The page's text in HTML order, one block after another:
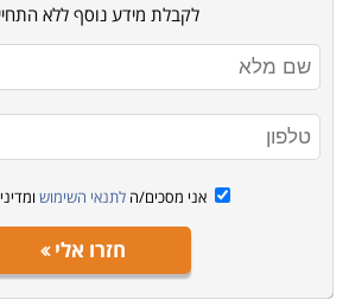
תכשיטים מלווים את האדם בכל
מתכות יקרות מתועד עוד בימי מצרים
5000 שנה. כבר אז שימשו כסמל
והעידו על מעמד, כוח והון. מאז לא
עלה ופרח; הדרכים להפקת וכריית
וגדל. אם בעבר הקדום היו תכשיטים
תענוג השמור רק לנכבדים ולעשירים
לקבלת מידע נוסף ללא
אני מסכים/ה לתנאי השימוש
חזרו אלי